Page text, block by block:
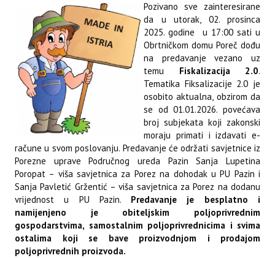
Pozivano sve zainteresirane
da u utorak, 02. prosinca
2025. godine u 17:00 sati u
Obrtničkom domu Poreč dođu
na predavanje vezano uz
temu Fiskalizacija 2.0.
Tematika Fiksalizacije 2.0 je
osobito aktualna, obzirom da
se od 01.01.2026. povećava
broj subjekata koji zakonski
moraju primati i izdavati e-
račune u svom poslovanju. Predavanje će održati savjetnice iz
Porezne uprave Područnog ureda Pazin Sanja Lupetina
Poropat – viša savjetnica za Porez na dohodak u PU Pazin i
Sanja Pavletić Gržentić – viša savjetnica za Porez na dodanu
vrijednost u PU Pazin. Predavanje je besplatno i
namijenjeno je obiteljskim poljoprivrednim
gospodarstvima, samostalnim poljoprivrednicima i svima
ostalima koji se bave proizvodnjom i prodajom
poljoprivrednih proizvoda.